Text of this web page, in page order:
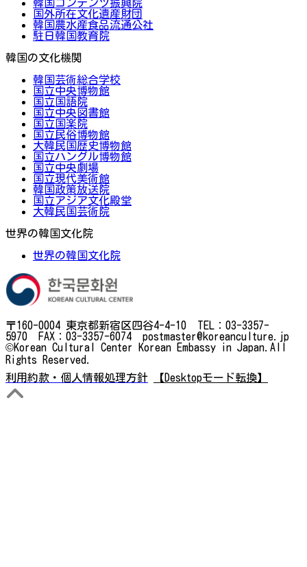
韓国コンテンツ振興院
国外所在文化遺産財団
韓国農水産食品流通公社
駐日韓国教育院
韓国の文化機関
韓国芸術総合学校
国立中央博物館
国立国語院
国立中央図書館
国立国楽院
国立民俗博物館
大韓民国歴史博物館
国立ハングル博物館
国立中央劇場
国立現代美術館
韓国政策放送院
国立アジア文化殿堂
大韓民国芸術院
世界の韓国文化院
世界の韓国文化院
〒160-0004 東京都新宿区四谷4-4-10 TEL：03-3357-
5970 FAX：03-3357-6074 postmaster@koreanculture.jp
©Korean Cultural Center Korean Embassy in Japan.All
Rights Reserved.
利用約款・個人情報処理方針
【Desktopモード転換】